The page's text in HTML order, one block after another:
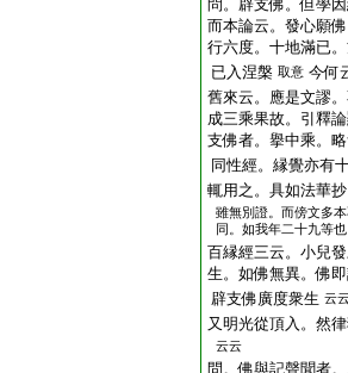
問。辟支佛。但學
而本論云。發心願
行六度。十地滿已
已入涅槃 取意 今何
舊來云。應是文謬
成三乘果故。引釋
支佛者。擧中乘。
同性經。縁覺亦有
輒用之。具如法華
雖無別證。而傍文多
同。如我年二十九等也
百縁經三云。小兒
生。如佛無異。佛
辟支佛廣度衆生 云
又明光從頂入。然
云云
問。佛與記聲聞者